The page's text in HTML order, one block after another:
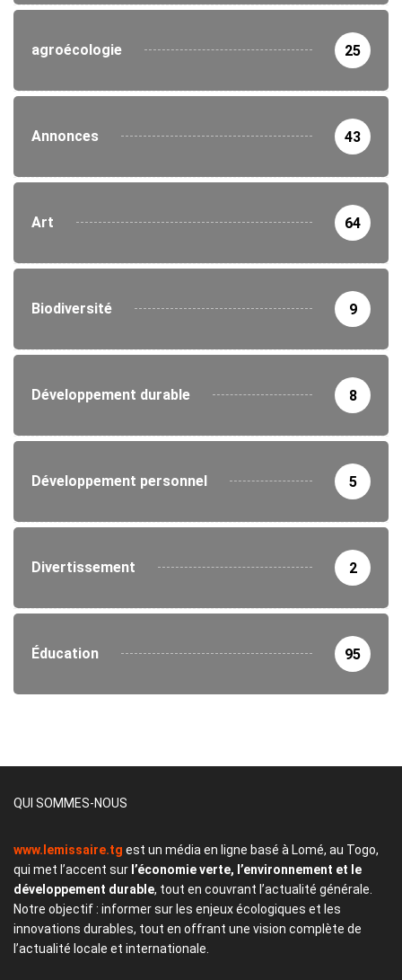
agroécologie 25
Annonces 43
Art 64
Biodiversité 9
Développement durable 8
Développement personnel 5
Divertissement 2
Éducation 95
QUI SOMMES-NOUS
www.lemissaire.tg est un média en ligne basé à Lomé, au Togo,
qui met l’accent sur l’économie verte, l’environnement et le
développement durable, tout en couvrant l’actualité générale.
Notre objectif : informer sur les enjeux écologiques et les
innovations durables, tout en offrant une vision complète de
l’actualité locale et internationale.